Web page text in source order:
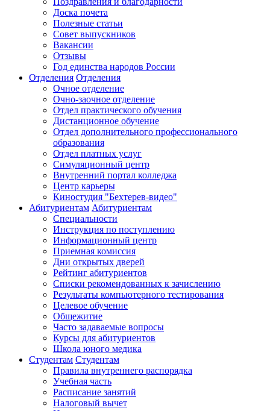
Доска почета
Полезные статьи
Совет выпускников
Вакансии
Отзывы
Год единства народов России
Отделения Отделения
Очное отделение
Очно-заочное отделение
Отдел практического обучения
Дистанционное обучение
Отдел дополнительного профессионального
образования
Отдел платных услуг
Симуляционный центр
Внутренний портал колледжа
Центр карьеры
Киностудия "Бехтерев-видео"
Абитуриентам Абитуриентам
Специальности
Инструкция по поступлению
Информационный центр
Приемная комиссия
Дни открытых дверей
Рейтинг абитуриентов
Списки рекомендованных к зачислению
Результаты компьютерного тестирования
Целевое обучение
Общежитие
Часто задаваемые вопросы
Курсы для абитуриентов
Школа юного медика
Студентам Студентам
Правила внутреннего распорядка
Учебная часть
Расписание занятий
Налоговый вычет